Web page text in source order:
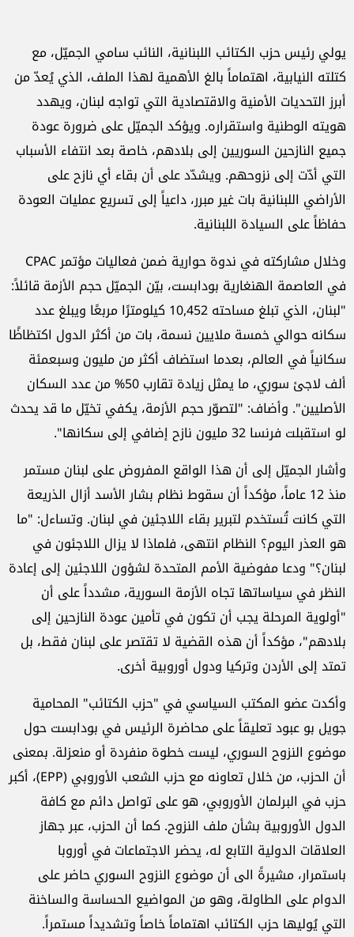
يولي رئيس حزب الكتائب اللبنانية، النائب سامي الجميّل، مع
كتلته النيابية، اهتماماً بالغ الأهمية لهذا الملف، الذي يُعدّ من
أبرز التحديات الأمنية والاقتصادية التي تواجه لبنان، ويهدد
هويته الوطنية واستقراره. ويؤكد الجميّل على ضرورة عودة
جميع النازحين السوريين إلى بلادهم، خاصة بعد انتفاء الأسباب
التي أدّت إلى نزوحهم. ويشدّد على أن بقاء أي نازح على
الأراضي اللبنانية بات غير مبرر، داعياً إلى تسريع عمليات العودة
حفاظاً على السيادة اللبنانية.
وخلال مشاركته في ندوة حوارية ضمن فعاليات مؤتمر CPAC
في العاصمة الهنغارية بودابست، بيّن الجميّل حجم الأزمة قائلاً:
"لبنان، الذي تبلغ مساحته 10,452 كيلومترًا مربعًا ويبلغ عدد
سكانه حوالي خمسة ملايين نسمة، بات من أكثر الدول اكتظاظًا
سكانياً في العالم، بعدما استضاف أكثر من مليون وسبعمئة
ألف لاجئ سوري، ما يمثل زيادة تقارب 50% من عدد السكان
الأصليين". وأضاف: "لتصوّر حجم الأزمة، يكفي تخيّل ما قد يحدث
لو استقبلت فرنسا 32 مليون نازح إضافي إلى سكانها".
وأشار الجميّل إلى أن هذا الواقع المفروض على لبنان مستمر
منذ 12 عاماً، مؤكداً أن سقوط نظام بشار الأسد أزال الذريعة
التي كانت تُستخدم لتبرير بقاء اللاجئين في لبنان. وتساءل: "ما
هو العذر اليوم؟ النظام انتهى، فلماذا لا يزال اللاجئون في
لبنان؟" ودعا مفوضية الأمم المتحدة لشؤون اللاجئين إلى إعادة
النظر في سياساتها تجاه الأزمة السورية، مشدداً على أن
"أولوية المرحلة يجب أن تكون في تأمين عودة النازحين إلى
بلادهم"، مؤكداً أن هذه القضية لا تقتصر على لبنان فقط، بل
تمتد إلى الأردن وتركيا ودول أوروبية أخرى.
وأكدت عضو المكتب السياسي في "حزب الكتائب" المحامية
جويل بو عبود تعليقاً على محاضرة الرئيس في بودابست حول
موضوع النزوح السوري، ليست خطوة منفردة أو منعزلة. بمعنى
أن الحزب، من خلال تعاونه مع حزب الشعب الأوروبي (EPP)، أكبر
حزب في البرلمان الأوروبي، هو على تواصل دائم مع كافة
الدول الأوروبية بشأن ملف النزوح. كما أن الحزب، عبر جهاز
العلاقات الدولية التابع له، يحضر الاجتماعات في أوروبا
باستمرار، مشيرةً الى أن موضوع النزوح السوري حاضر على
الدوام على الطاولة، وهو من المواضيع الحساسة والساخنة
التي يُوليها حزب الكتائب اهتماماً خاصاً وتشديداً مستمراً.